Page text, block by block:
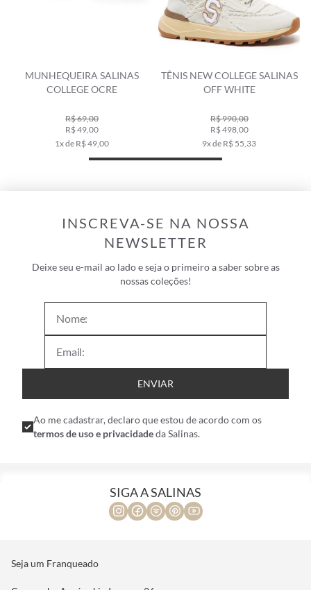
MUNHEQUEIRA SALINAS
COLLEGE OCRE
R$ 69,00
R$ 49,00
1x de R$ 49,00
TÊNIS NEW COLLEGE SALINAS
OFF WHITE
R$ 990,00
R$ 498,00
9x de R$ 55,33
INSCREVA-SE NA NOSSA
NEWSLETTER
Deixe seu e-mail ao lado e seja o primeiro a saber sobre as
nossas coleções!
ENVIAR
Ao me cadastrar, declaro que estou de acordo com os
termos de uso e privacidadeda Salinas.
SIGA A SALINAS
Seja um Franqueado